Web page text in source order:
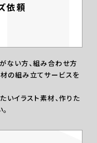
依頼
ない方、組み合わせ方
の組み立てサービスを
いイラスト素材、作りた